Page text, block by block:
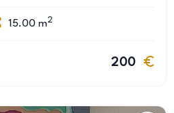
15.00 m2
200